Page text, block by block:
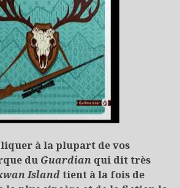
à la plupart de vos
du Guardian qui dit très
Islandtient à la fois de